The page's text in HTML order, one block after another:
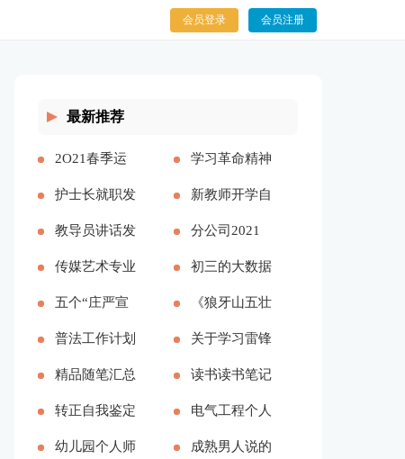
会员登录 会员注册
最新推荐
2O21春季运
动会开幕式致
辞[本文共
2542字]
学习革命精神
传承红色基因
[本文共1195
字]
护士长就职发
言[本文共
2590字]
新教师开学自
我介绍[本文
共2450字]
教导员讲话发
言稿3分钟[本
文共5689字]
分公司2021
年“安康杯”竞
赛活动总结
[本文共1412
字]
传媒艺术专业
求职信[本文
共2695字]
初三的大数据
时代的读后感
[本文共5032
字]
五个“庄严宣
告”，习近平
这篇讲话特
别“燃”交流研
讨材料[本文
《狼牙山五壮
士》读书笔记
(精选多篇)[本
文共2690字]
普法工作计划
合集多篇[本
文共5851字]
关于学习雷锋
的心得体会
500字[本文共
4163字]
精品随笔汇总
合集[本文共
3628字]
读书读书笔记
[本文共36216
字]
转正自我鉴定
（精选8篇）
电气工程个人
求职信[本文
幼儿园个人师 成熟男人说的